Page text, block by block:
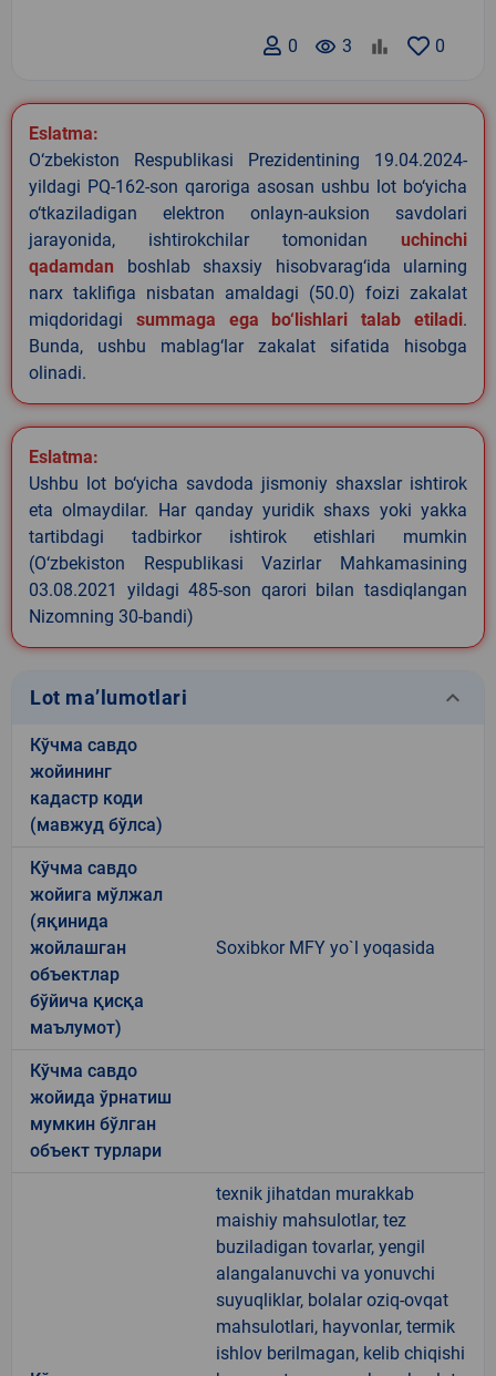
0
remove_red_eye 3
0
Eslatma:
O‘zbekiston Respublikasi Prezidentining 19.04.2024-
yildagi PQ-162-son qaroriga asosan ushbu lot bo‘yicha
o‘tkaziladigan elektron onlayn-auksion savdolari
jarayonida, ishtirokchilar tomonidan uchinchi
qadamdan boshlab shaxsiy hisobvarag‘ida ularning
narx taklifiga nisbatan amaldagi (50.0) foizi zakalat
miqdoridagi summaga ega bo‘lishlari talab etiladi.
Bunda, ushbu mablag‘lar zakalat sifatida hisobga
olinadi.
Eslatma:
Ushbu lot bo‘yicha savdoda jismoniy shaxslar ishtirok
eta olmaydilar. Har qanday yuridik shaxs yoki yakka
tartibdagi tadbirkor ishtirok etishlari mumkin
(O‘zbekiston Respublikasi Vazirlar Mahkamasining
03.08.2021 yildagi 485-son qarori bilan tasdiqlangan
Nizomning 30-bandi)
Lot ma’lumotlari keyboard_arrow_down
Кўчма савдо
жойининг
кадастр коди
(мавжуд бўлса)
Кўчма савдо
жойига мўлжал
(яқинида
жойлашган
объектлар
бўйича қисқа
маълумот)
Soxibkor MFY yo`l yoqasida
Кўчма савдо
жойида ўрнатиш
мумкин бўлган
объект турлари
texnik jihatdan murakkab
maishiy mahsulotlar, tez
buziladigan tovarlar, yengil
alangalanuvchi va yonuvchi
suyuqliklar, bolalar oziq-ovqat
mahsulotlari, hayvonlar, termik
ishlov berilmagan, kelib chiqishi